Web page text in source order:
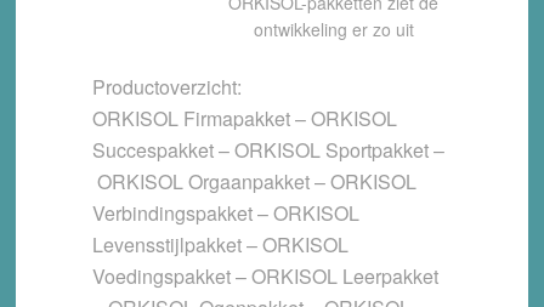
ontwikkeling er zo uit
Productoverzicht:
ORKISOL Firmapakket – ORKISOL
Succespakket – ORKISOL Sportpakket –
ORKISOL Orgaanpakket – ORKISOL
Verbindingspakket – ORKISOL
Levensstijlpakket – ORKISOL
Voedingspakket – ORKISOL Leerpakket